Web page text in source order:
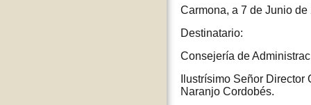
Carmona, a 7 de Junio de
Destinatario:
Consejería de
Ilustrísimo Señor
Naranjo Cordobés.